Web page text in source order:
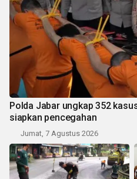
Polda Jabar ungkap 352
siapkan pencegahan
Jumat, 7 Agustus 2026